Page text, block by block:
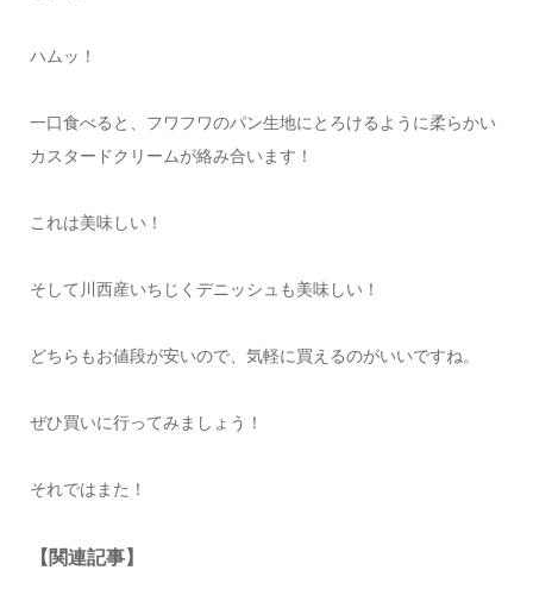
ハムッ！
一口食べると、フワフワのパン生地にとろけるように柔らかい
カスタードクリームが絡み合います！
これは美味しい！
そして川西産いちじくデニッシュも美味しい！
どちらもお値段が安いので、気軽に買えるのがいいですね。
ぜひ買いに行ってみましょう！
それではまた！
【関連記事】